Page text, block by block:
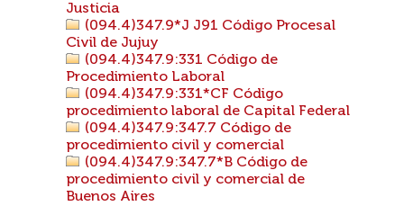
Justicia
(094.4)347.9*J J91 Código Procesal
Civil de Jujuy
(094.4)347.9:331 Código de
Procedimiento Laboral
(094.4)347.9:331*CF Código
procedimiento laboral de Capital Federal
(094.4)347.9:347.7 Código de
procedimiento civil y comercial
(094.4)347.9:347.7*B Código de
procedimiento civil y comercial de
Buenos Aires